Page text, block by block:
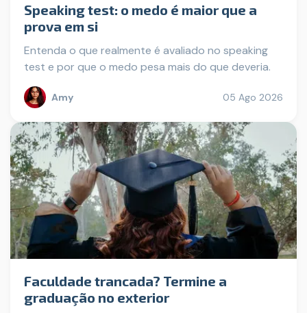
Speaking test: o medo é maior que a
prova em si
Entenda o que realmente é avaliado no speaking
test e por que o medo pesa mais do que deveria.
Amy 05 Ago 2026
Faculdade trancada? Termine a
graduação no exterior